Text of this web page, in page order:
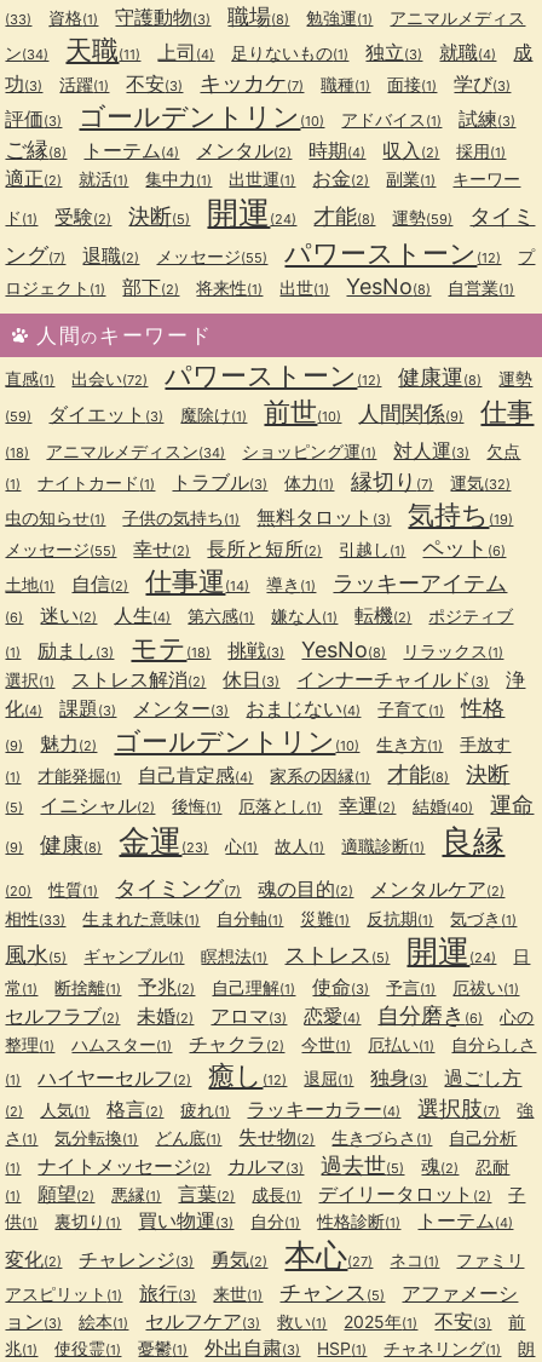
(33) 資格(1) 守護動物(3) 職場(8) 勉強運(1)
アニマルメディス
ン(34) 天職(11) 上司 (4) 足りないもの(1) 独立(3) 就職(4)
成
功(3) 活躍(1) 不安(3) キッカケ(7) 職種(1) 面接(1) 学び(3)
評価(3) ゴールデントリン (10) アドバイス (1) 試練(3)
ご縁(8) トーテム(4) メンタル(2) 時期(4) 収入 (2) 採用(1)
適正(2) 就活(1) 集中力 (1) 出世運(1) お金(2) 副業(1)
キーワー
ド (1) 受験(2) 決断(5) 開運 (24) 才能(8) 運勢(59)
タイミ
ング(7) 退職(2) メッセージ(55) パワーストーン (12)
プ
ロジェクト (1) 部下(2) 将来性(1) 出世(1) YesNo(8) 自営業(1)
人間のキーワード
直感(1) 出会い(72) パワーストーン (12) 健康運(8) 運勢
(59) ダイエット (3) 魔除け(1) 前世(10) 人間関係(9) 仕事
(18) アニマルメディスン(34) ショッピング運(1) 対人運(3) 欠点
(1) ナイトカード (1) トラブル(3) 体力 (1) 縁切り (7) 運気(32)
虫の知らせ(1) 子供の気持ち(1) 無料タロット (3) 気持ち (19)
メッセージ(55) 幸せ(2) 長所と短所(2) 引越し (1) ペット (6)
土地(1) 自信(2) 仕事運 (14) 導き (1) ラッキーアイテム
(6) 迷い(2) 人生(4) 第六感(1) 嫌な人 (1) 転機(2) ポジティブ
(1) 励まし (3) モテ (18) 挑戦(3) YesNo(8) リラックス (1)
選択(1) ストレス解消(2) 休日 (3) インナーチャイルド (3)
浄
化(4) 課題(3) メンター(3) おまじない(4) 子育て(1) 性格
(9) 魅力 (2) ゴールデントリン (10) 生き方(1) 手放す
(1) 才能発掘(1) 自己肯定感(4) 家系の因縁(1) 才能(8) 決断
(5) イニシャル(2) 後悔(1) 厄落とし (1) 幸運(2) 結婚(40) 運命
(9) 健康(8) 金運 (23) 心(1) 故人 (1) 適職診断(1) 良縁
(20) 性質(1) タイミング(7) 魂の目的(2) メンタルケア(2)
相性(33) 生まれた意味(1) 自分軸(1) 災難(1) 反抗期(1) 気づき (1)
風水(5) ギャンブル(1) 瞑想法(1) ストレス (5) 開運 (24)
日
常 (1) 断捨離(1) 予兆(2) 自己理解(1) 使命(3) 予言(1) 厄祓い(1)
セルフラブ(2) 未婚(2) アロマ(3) 恋愛(4) 自分磨き (6)
心の
整理(1) ハムスター(1) チャクラ (2) 今世(1) 厄払い(1) 自分らしさ
(1) ハイヤーセルフ (2) 癒し (12) 退屈(1) 独身(3) 過ごし方
(2) 人気(1) 格言(2) 疲れ(1) ラッキーカラー(4) 選択肢(7)
強
さ (1) 気分転換(1) どん底(1) 失せ物(2) 生きづらさ (1) 自己分析
(1) ナイトメッセージ(2) カルマ(3) 過去世(5) 魂(2) 忍耐
(1) 願望(2) 悪縁(1) 言葉(2) 成長(1) デイリータロット (2)
子
供(1) 裏切り (1) 買い物運(3) 自分(1) 性格診断(1) トーテム(4)
変化(2) チャレンジ(3) 勇気(2) 本心(27) ネコ (1)
ファミリ
アスピリット (1) 旅行(3) 来世(1) チャンス (5)
アファメーシ
ョン(3) 絵本(1) セルフケア(3) 救い(1) 2025年(1) 不安(3)
前
兆(1) 使役霊(1) 憂鬱(1) 外出自粛(3) HSP(1) チャネリング(1)
朗